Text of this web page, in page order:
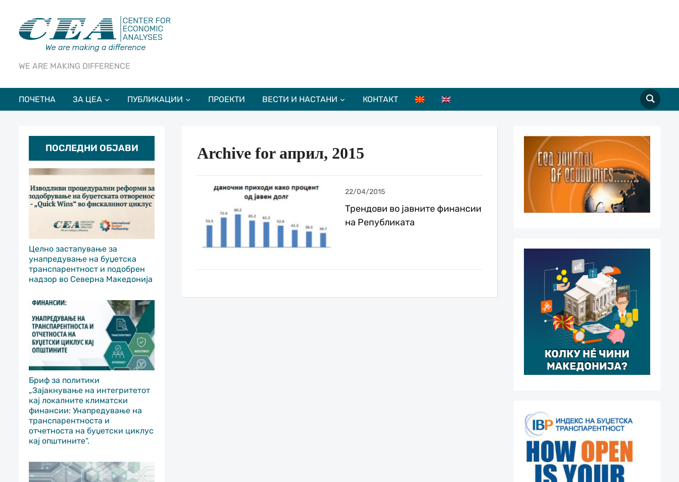
WE ARE MAKING DIFFERENCE
ПОЧЕТНА ЗА ЦЕА ПУБЛИКАЦИИ ПРОЕКТИ ВЕСТИ И НАСТАНИ КОНТАКТ
ПОСЛЕДНИ ОБЈАВИ
Целно застапување за
унапредување на буџетска
транспарентност и подобрен
надзор во Северна Македонија
Бриф за политики
„Зајакнување на интегритетот
кај локалните климатски
финансии: Унапредување на
транспарентноста и
отчетноста на буџетски циклус
кај општините“.
Archive for април, 2015
22/04/2015
Трендови во јавните финансии
на Републиката